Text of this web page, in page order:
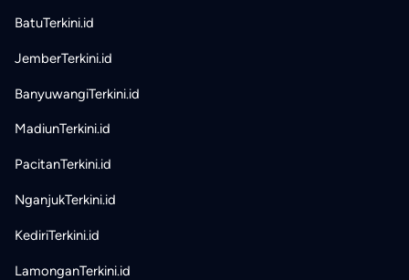
BatuTerkini.id
JemberTerkini.id
BanyuwangiTerkini.id
MadiunTerkini.id
PacitanTerkini.id
NganjukTerkini.id
KediriTerkini.id
LamonganTerkini.id